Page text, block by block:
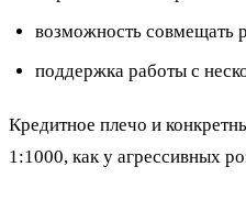
возможность совмещать
поддержка работы с
Кредитное плечо и
1:1000, как у агрессивных